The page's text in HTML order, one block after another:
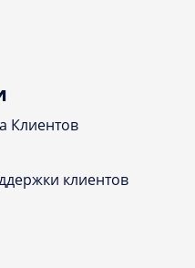
Клиентов
клиентов